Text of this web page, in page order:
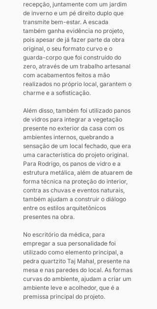
recepção, juntamente com um jardim
de inverno e um pé direito duplo que
transmite bem-estar. A escada
também ganha evidência no projeto,
pois apesar de já fazer parte da obra
original, o seu formato curvo e o
guarda-corpo que foi construído do
zero, através de um trabalho artesanal
com acabamentos feitos a mão
realizados no próprio local, garantem o
charme e a sofisticação.
Além disso, também foi utilizado panos
de vidros para integrar a vegetação
presente no exterior da casa com os
ambientes internos, quebrando a
sensação de um local fechado, que era
uma característica do projeto original.
Para Rodrigo, os panos de vidro e a
estrutura metálica, além de atuarem de
forma técnica na proteção do interior,
contra as chuvas e eventos naturais,
também ajudam a construir o diálogo
entre os estilos arquitetônicos
presentes na obra.
No escritório da médica, para
empregar a sua personalidade foi
utilizado como elemento principal, a
pedra quartzito Taj Mahal, presente na
mesa e nas paredes do local. As formas
curvas do ambiente, ajudam a criar um
ambiente leve e acolhedor, que é a
premissa principal do projeto.